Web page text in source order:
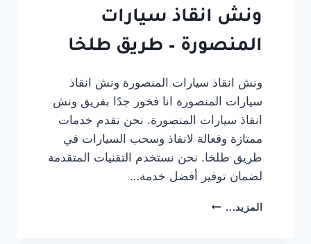
انقاذ
لسيارتك
ونش انقاذ سيارات
المنصورة – طريق طلخا
ونش انقاذ سيارات المنصورة ونش انقاذ
سيارات المنصورة انا فخور جدًا بفريق ونش
انقاذ سيارات المنصورة. نحن نقدم خدمات
ممتازة وفعالة لانقاذ وسحب السيارات في
طريق طلخا. نحن نستخدم التقنيات المتقدمة
لضمان توفير أفضل خدمة…
المزيد... ونش